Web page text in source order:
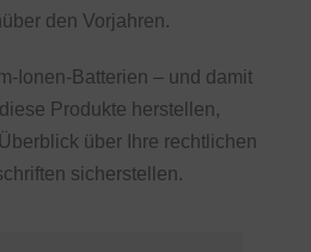
den Vorjahren.
Ionen-Batterien – und damit
Produkte herstellen,
über Ihre rechtlichen
sicherstellen.